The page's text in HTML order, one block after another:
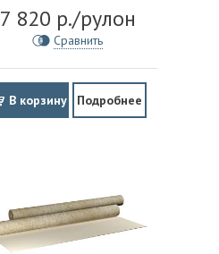
7 820 р./рулон
Сравнить
В корзину Подробнее